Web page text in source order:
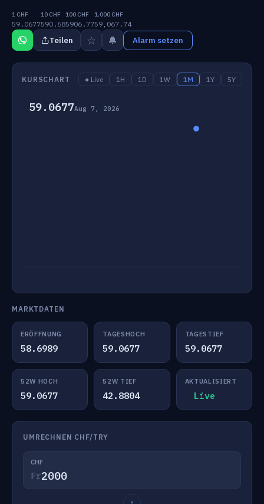
1 CHF
59.0677
10 CHF
590.68
100 CHF
5906.77
1,000 CHF
59,067.74
Teilen ☆ 🔔 Alarm setzen
KURSCHART ● Live 1H 1D 1W 1M 1Y 5Y
59.0677Aug 7, 2026
MARKTDATEN
ERÖFFNUNG
58.6989
TAGESHOCH
59.0677
TAGESTIEF
59.0677
52W HOCH
59.0677
52W TIEF
42.8804
AKTUALISIERT
Live
UMRECHNEN CHF/TRY
CHF
Fr